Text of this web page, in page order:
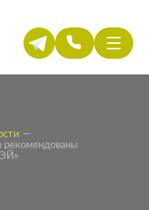
рекомендованы